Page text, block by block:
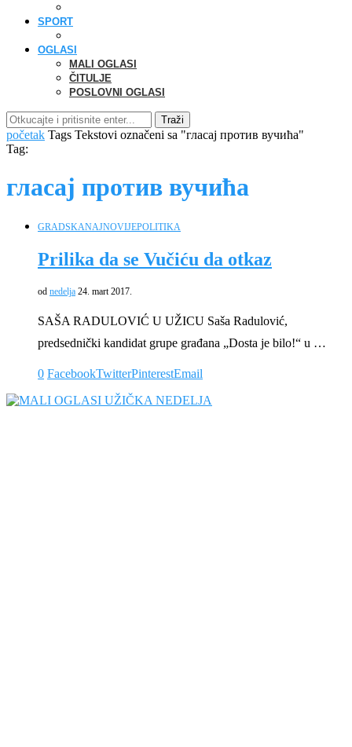
SPORT
OGLASI
MALI OGLASI
ČITULJE
POSLOVNI OGLASI
Traži
početak Tags Tekstovi označeni sa "гласај против вучића"
Tag:
гласај против вучића
GRADSKANAJNOVIJEPOLITIKA
Prilika da se Vučiću da otkaz
od nedelja 24. mart 2017.
SAŠA RADULOVIĆ U UŽICU Saša Radulović,
predsednički kandidat grupe građana „Dosta je bilo!“ u …
0 FacebookTwitterPinterestEmail